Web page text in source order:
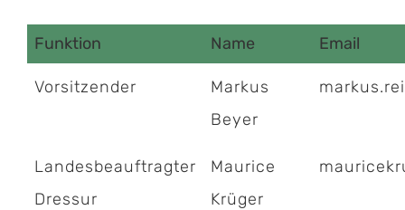
Funktion Name Email
Vorsitzender
Markus
Beyer
Landesbeauftragter
Dressur
Maurice
Krüger